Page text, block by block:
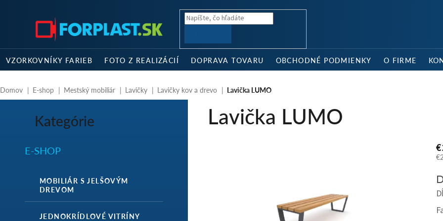
VZORKOVNÍKY FARIEB FOTO Z REALIZÁCIÍ DOPRAVA TOVARU OBCHODNÉ PODMIENKY O FIRME
Domov E-shop Mestský mobiliár Lavičky Lavičky kov a drevo Lavička LUMO
ý
p
l
Preskočiť
kategórie
Kategórie
E-SHOP
MOBILIÁR S JELŠOVÝM
DREVOM
JEDNOKRÍDLOVÉ VITRÍNY
Lavička LUMO